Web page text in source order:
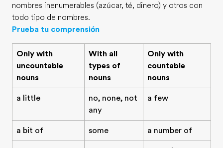
Sobre nosotros
Trabajos
nombres inenumerables (azúcar, té, dinero) y otros con
todo tipo de nombres.
Prueba tu comprensión
Only with
uncountable
nouns
With all
types of
nouns
Only with
countable
nouns
a little
no, none, not
any
a few
a bit of some a number of